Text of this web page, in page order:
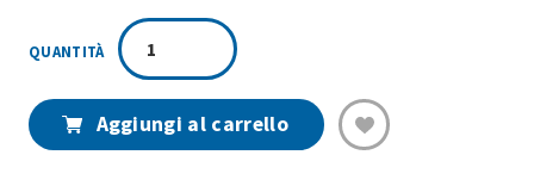
INSALATA
RUSSA
160GR
Aggiungi al carrello